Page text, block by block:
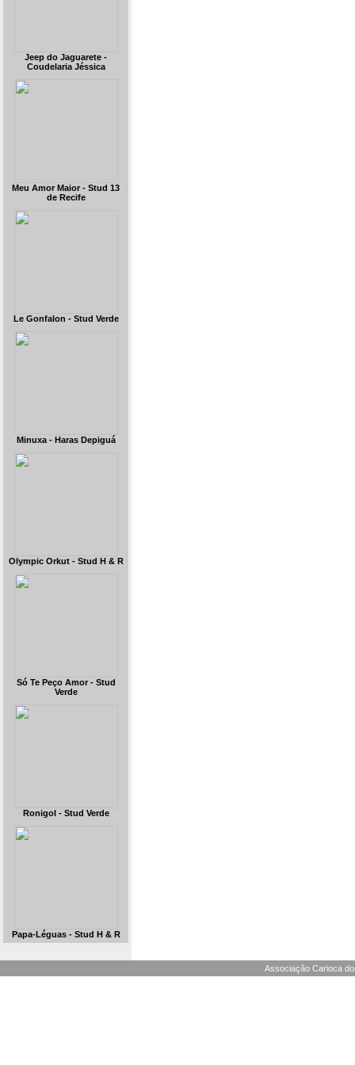
Jeep do Jaguarete -
Coudelaria Jéssica
Meu Amor Maior - Stud 13
de Recife
Le Gonfalon - Stud Verde
Minuxa - Haras Depiguá
Olympic Orkut - Stud H & R
Só Te Peço Amor - Stud
Verde
Ronigol - Stud Verde
Papa-Léguas - Stud H & R
Associação Carioca